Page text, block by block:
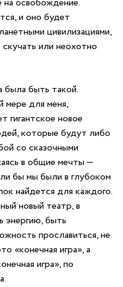
освобождение.
и оно будет
цивилизациями,
или неохотно
была быть такой.
мере для меня,
гигантское новое
которые будут либо
со сказочными
в общие мечты —
бы мы были в глубоком
найдется для каждого.
новый театр, в
энергию, быть
прославиться, не
«конечная игра», а
игра», по